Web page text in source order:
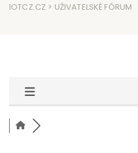
IOTCZ.CZ > UŽIVATELSKÉ FÓRUM